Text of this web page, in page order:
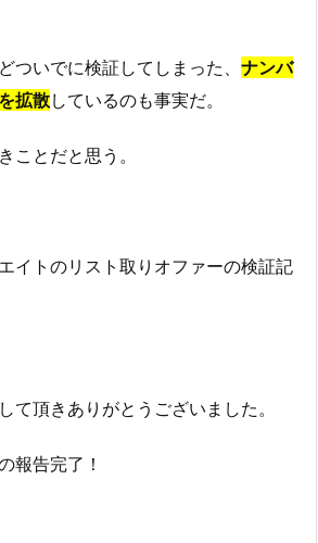
ついでに検証してしまった、 ナンバ
拡散しているのも事実だ。
ことだと思う。
イトのリスト取りオファーの検証記
て頂きありがとうございました。
報告完了！